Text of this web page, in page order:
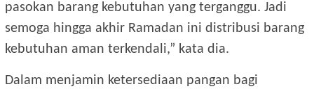
pasokan barang kebutuhan yang terganggu. Jadi
semoga hingga akhir Ramadan ini distribusi barang
kebutuhan aman terkendali,” kata dia.
Dalam menjamin ketersediaan pangan bagi